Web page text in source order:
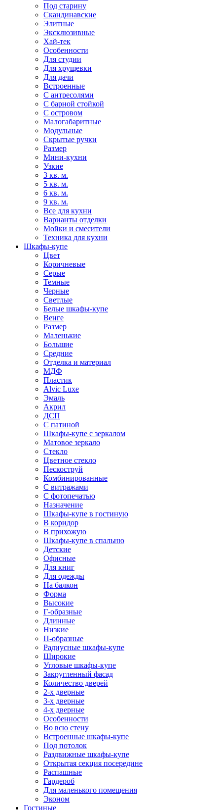
Под старину
Скандинавские
Элитные
Эксклюзивные
Хай-тек
Особенности
Для студии
Для хрущевки
Для дачи
Встроенные
С антресолями
С барной стойкой
С островом
Малогабаритные
Модульные
Скрытые ручки
Размер
Мини-кухни
Узкие
3 кв. м.
5 кв. м.
6 кв. м.
9 кв. м.
Все для кухни
Варианты отделки
Мойки и смесители
Техника для кухни
Шкафы-купе
Цвет
Коричневые
Серые
Темные
Черные
Светлые
Белые шкафы-купе
Венге
Размер
Маленькие
Большие
Средние
Отделка и материал
МДФ
Пластик
Alvic Luxe
Эмаль
Акрил
ДСП
С патиной
Шкафы-купе с зеркалом
Матовое зеркало
Стекло
Цветное стекло
Пескоструй
Комбинированные
С витражами
С фотопечатью
Назначение
Шкафы-купе в гостиную
В коридор
В прихожую
Шкафы-купе в спальню
Детские
Офисные
Для книг
Для одежды
На балкон
Форма
Высокие
Г-образные
Длинные
Низкие
П-образные
Радиусные шкафы-купе
Широкие
Угловые шкафы-купе
Закругленный фасад
Количество дверей
2-х дверные
3-х дверные
4-х дверные
Особенности
Во всю стену
Встроенные шкафы-купе
Под потолок
Раздвижные шкафы-купе
Открытая секция посередине
Распашные
Гардероб
Для маленького помещения
Эконом
Гостиные